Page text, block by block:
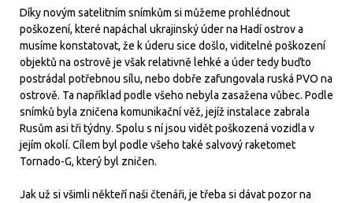
Díky novým satelitním snímkům si můžeme prohlédnout
poškození, které napáchal ukrajinský úder na Hadí ostrov a
musíme konstatovat, že k úderu sice došlo, viditelné poškození
objektů na ostrově je však relativně lehké a úder tedy buďto
postrádal potřebnou sílu, nebo dobře zafungovala ruská PVO na
ostrově. Ta například podle všeho nebyla zasažena vůbec. Podle
snímků byla zničena komunikační věž, jejíž instalace zabrala
Rusům asi tři týdny. Spolu s ní jsou vidět poškozená vozidla v
jejím okolí. Cílem byl podle všeho také salvový raketomet
Tornado-G, který byl zničen.
Jak už si všimli někteří naši čtenáři, je třeba si dávat pozor na